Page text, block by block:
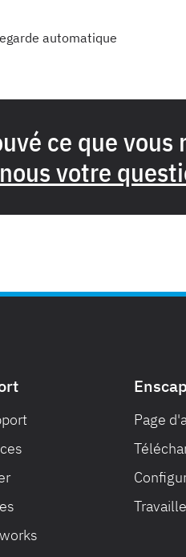
automatique
ce que vous
votre
Page